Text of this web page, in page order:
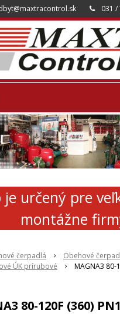
031 /
je určený pre
montážne
čerpadlá
Obehové
ÚK prírubové
MAGNA3 80-
80-120F (360)